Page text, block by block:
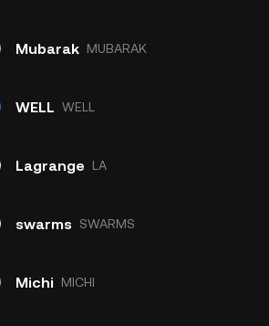
Mubarak MUBARAK
WELL WELL
Lagrange LA
swarms SWARMS
Michi MICHI